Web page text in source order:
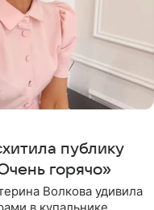
публику
горячо»
Волкова удивила